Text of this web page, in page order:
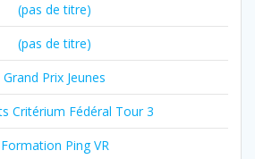
(pas de titre)
(pas de titre)
Grand Prix Jeunes
Critérium Fédéral Tour 3
Formation Ping VR